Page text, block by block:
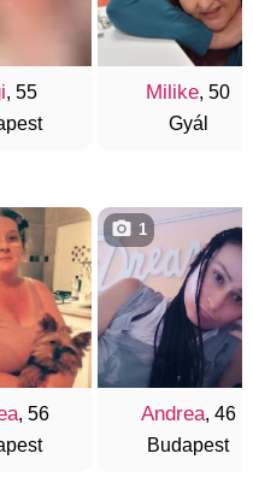
, 55
Milike, 50
Gyál
, 56
Andrea, 46
Budapest
1